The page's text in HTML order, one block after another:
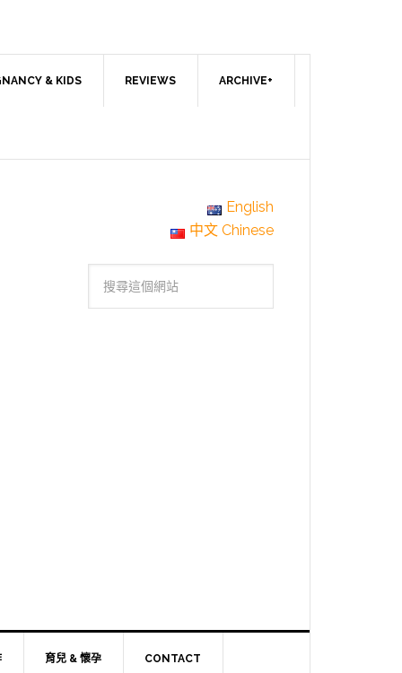
& KIDS REVIEWS ARCHIVE+
English
中文 Chinese
育兒 & 懷孕 CONTACT